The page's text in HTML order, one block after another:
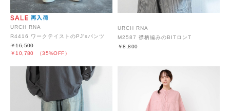
URCH RNA
R4416 ワークテイストのPJ'sパンツ
￥10,780 （35%OFF）
￥16,500
URCH RNA
M2587 襟柄編みのBITロンT
￥8,800